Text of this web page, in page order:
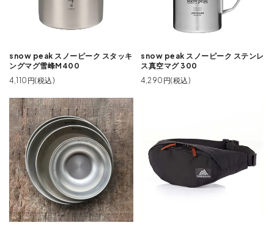
snow peak スノーピーク スタッキ
ングマグ雪峰M400
4,110円(税込)
snow peak スノーピーク ステンレ
ス真空マグ 300
4,290円(税込)